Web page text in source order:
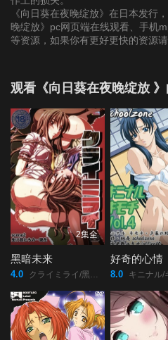
《向日葵在夜晚绽放》在日本发行
晚绽放》pc网页端在线观看、手机
等资源，如果你有更好更快的资源请
观看《向日葵在夜晚绽放
2集全
黑暗未来
4.0 クライミライ/黑暗未來/哭泣未來/
好奇的心情
8.0 キニナル/